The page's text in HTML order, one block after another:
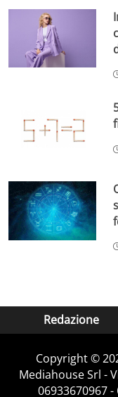
Redazione
Copyright ©
Mediahouse Srl -
06933670967